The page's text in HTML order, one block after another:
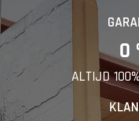
0
ALTIJD